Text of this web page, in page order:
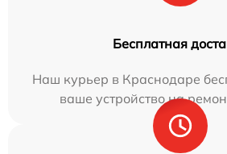
Бесплатная
Наш курьер в Краснодаре
ваше устройство на